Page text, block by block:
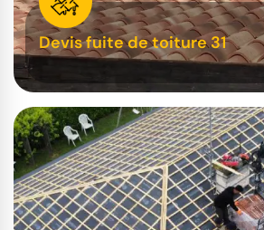
Devis fuite de toiture 31